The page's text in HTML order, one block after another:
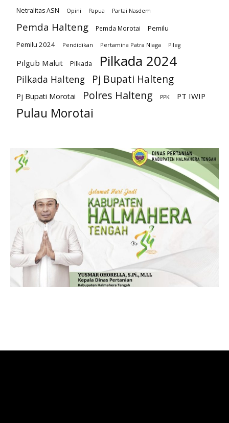
Netralitas ASN Opini Papua Partai Nasdem
Pemda Halteng Pemda Morotai
Pemilu
Pemilu 2024
Pendidikan Pertamina Patra Niaga Pileg
Pilgub Malut Pilkada Pilkada 2024
Pilkada Halteng Pj Bupati Halteng
Pj Bupati Morotai Polres Halteng PPK PT IWIP
Pulau Morotai